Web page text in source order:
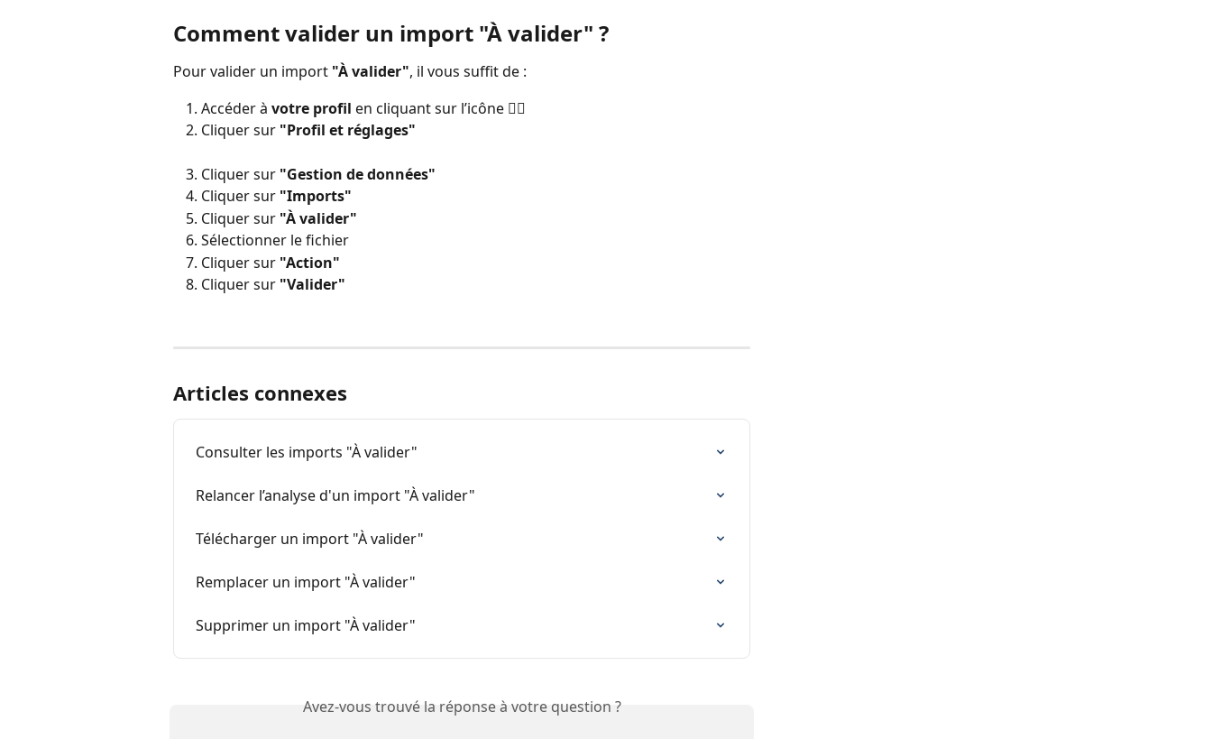
Comment valider un import "À valider" ?
Pour valider un import "À valider", il vous suffit de :
Accéder à votre profil en cliquant sur l’icône 🙍‍♂️
Cliquer sur "Profil et réglages"
Cliquer sur "Gestion de données"
Cliquer sur "Imports"
Cliquer sur "À valider"
Sélectionner le fichier
Cliquer sur "Action"
Cliquer sur "Valider"
Articles connexes
Consulter les imports "À valider"
Relancer l’analyse d'un import "À valider"
Télécharger un import "À valider"
Remplacer un import "À valider"
Supprimer un import "À valider"
Avez-vous trouvé la réponse à votre question ?